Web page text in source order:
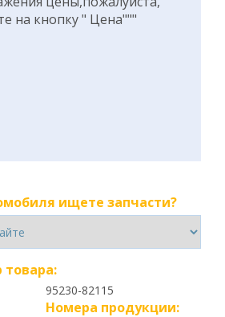
на кнопку " Цена"""
ищете запчасти?
95230-82115
Номера продукции: